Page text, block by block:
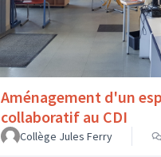
Aménagement d'un
collaboratif au CDI
Collège Jules Ferry